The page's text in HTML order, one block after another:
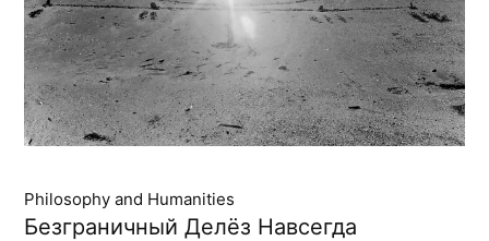
Philosophy and Humanities
Безграничный Делёз Навсегда